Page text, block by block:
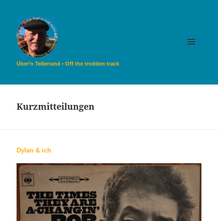
Über’n Tellerrand • Off the trodden track
Kurzmitteilungen
Dylan & ich